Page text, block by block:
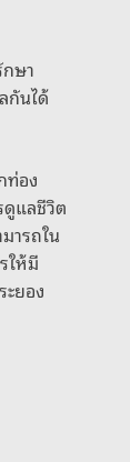
ษา
กันได้
ท่อง
ดูแลชีวิต
ารถใน
ให้มี
ยอง